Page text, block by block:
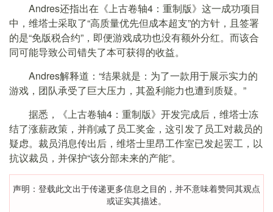
Andres还指出在《上古卷轴4：重制版》这一成功项目
中，维塔士采取了“高质量优先但成本超支”的方针，且签署
的是“免版税合约”，即便游戏成功也没有额外分红。而该合
同可能导致公司错失了本可获得的收益。
Andres解释道：“结果就是：为了一款用于展示实力的
游戏，团队承受了巨大压力，其盈利能力也遭到质疑。”
据悉，《上古卷轴4：重制版》开发完成后，维塔士冻
结了涨薪政策，并削减了员工奖金，这引发了员工对裁员的
疑虑。裁员消息传出后，维塔士里昂工作室已发起罢工，以
抗议裁员，并保护“该分部未来的产能”。
声明：登载此文出于传递更多信息之目的，并不意味着赞同其观点
或证实其描述。